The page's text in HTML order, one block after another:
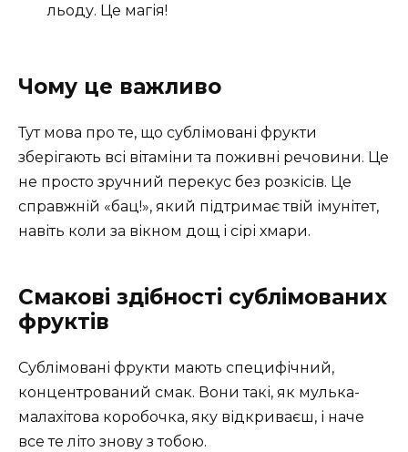
льоду. Це магія!
Чому це важливо
Тут мова про те, що сублімовані фрукти
зберігають всі вітаміни та поживні речовини. Це
не просто зручний перекус без розкісів. Це
справжній «бац!», який підтримає твій імунітет,
навіть коли за вікном дощ і сірі хмари.
Смакові здібності сублімованих
фруктів
Сублімовані фрукти мають специфічний,
концентрований смак. Вони такі, як мулька-
малахітова коробочка, яку відкриваєш, і наче
все те літо знову з тобою.